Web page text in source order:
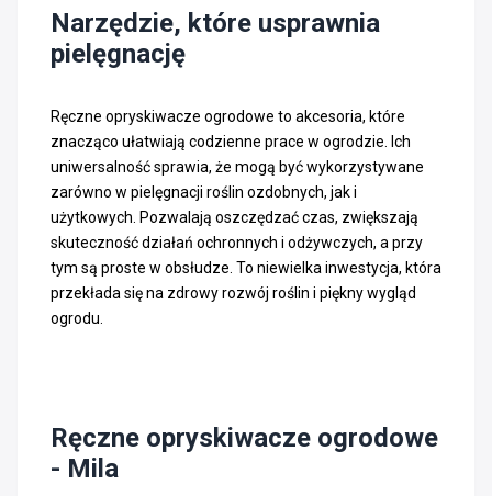
Narzędzie, które usprawnia
pielęgnację
Ręczne opryskiwacze ogrodowe to akcesoria, które
znacząco ułatwiają codzienne prace w ogrodzie. Ich
uniwersalność sprawia, że mogą być wykorzystywane
zarówno w pielęgnacji roślin ozdobnych, jak i
użytkowych. Pozwalają oszczędzać czas, zwiększają
skuteczność działań ochronnych i odżywczych, a przy
tym są proste w obsłudze. To niewielka inwestycja, która
przekłada się na zdrowy rozwój roślin i piękny wygląd
ogrodu.
Ręczne opryskiwacze ogrodowe
- Mila